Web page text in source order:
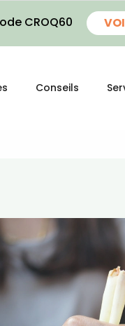
CROQ60
Conseils